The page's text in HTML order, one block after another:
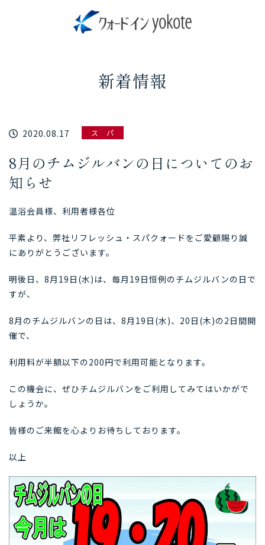
新着情報
2020.08.17 ス パ
8月のチムジルバンの日についてのお
知らせ
温浴会員様、利用者様各位
平素より、弊社リフレッシュ・スパクォードをご愛顧賜り誠
にありがとうございます。
明後日、8月19日(水)は、毎月19日恒例のチムジルバンの日で
すが、
8月のチムジルバンの日は、8月19日(水)、20日(木)の2日間開
催で、
利用料が半額以下の200円で利用可能となります。
この機会に、ぜひチムジルバンをご利用してみてはいかがで
しょうか。
皆様のご来館を心よりお待ちしております。
以上